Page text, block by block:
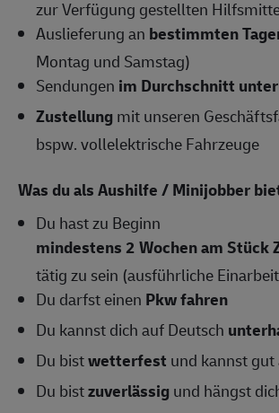
zur Verfügung gestellten
Auslieferung an bestimmten
Montag und Samstag)
Sendungen im Durchschnitt
Zustellungmit unseren
bspw. vollelektrische Fahrzeuge
Was du als Aushilfe / Minijobber
Du hast zu Beginn
mindestens 2 Wochen am Stück
tätig zu sein (ausführliche
Du darfst einen Pkw fahren
Du kannst dich auf Deutsch
Du bistwetterfest und kannst gut
Du bistzuverlässigund hängst